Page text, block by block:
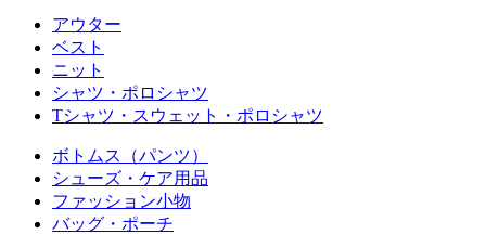
アウター
ベスト
ニット
シャツ・ポロシャツ
Tシャツ・スウェット・ポロシャツ
ボトムス（パンツ）
シューズ・ケア用品
ファッション小物
バッグ・ポーチ